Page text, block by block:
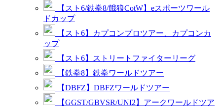
【スト6/鉄拳8/餓狼CotW】eスポーツワール
ドカップ
【スト6】カプコンプロツアー、カプコンカ
ップ
【スト6】ストリートファイターリーグ
【鉄拳8】鉄拳ワールドツアー
【DBFZ】DBFZワールドツアー
【GGST/GBVSR/UNI2】アークワールドツア